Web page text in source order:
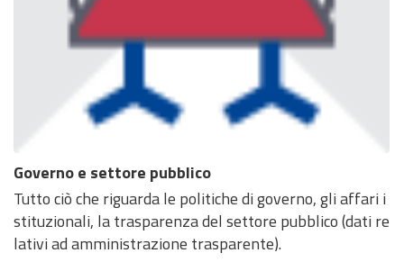
Governo e settore pubblico
Tutto ciò che riguarda le politiche di governo, gli affari i
stituzionali, la trasparenza del settore pubblico (dati re
lativi ad amministrazione trasparente).